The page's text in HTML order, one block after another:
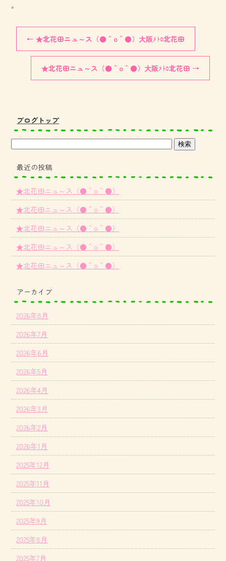
。
← ★北花田ニュ～ス（●＾o＾●）大阪ﾒﾄﾛ北花田
★北花田ニュ～ス（●＾o＾●）大阪ﾒﾄﾛ北花田 →
ブログトップ
最近の投稿
★北花田ニュ～ス（●＾o＾●）
★北花田ニュ～ス（●＾o＾●）
★北花田ニュ～ス（●＾o＾●）
★北花田ニュ～ス（●＾o＾●）
★北花田ニュ～ス（●＾o＾●）
アーカイブ
2026年8月
2026年7月
2026年6月
2026年5月
2026年4月
2026年3月
2026年2月
2026年1月
2025年12月
2025年11月
2025年10月
2025年9月
2025年8月
2025年7月